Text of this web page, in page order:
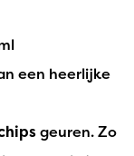
een heerlijke
geuren. Zo